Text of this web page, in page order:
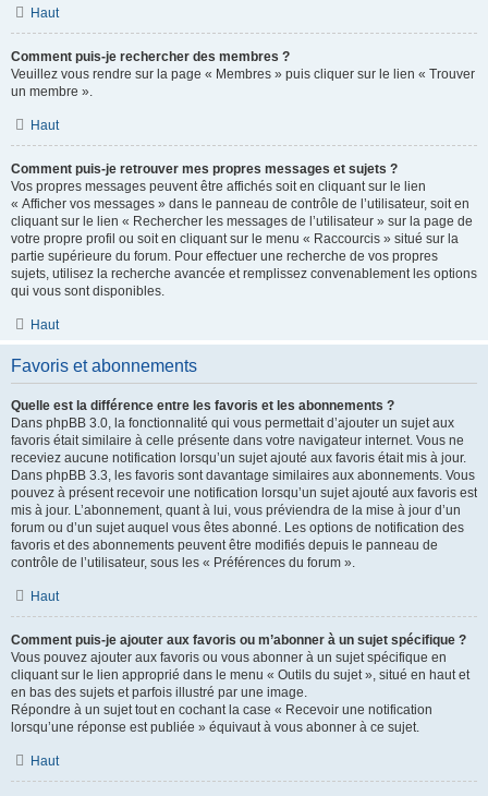
Haut
Comment puis-je rechercher des membres ?
Veuillez vous rendre sur la page « Membres » puis cliquer sur le lien « Trouver
un membre ».
Haut
Comment puis-je retrouver mes propres messages et sujets ?
Vos propres messages peuvent être affichés soit en cliquant sur le lien
« Afficher vos messages » dans le panneau de contrôle de l’utilisateur, soit en
cliquant sur le lien « Rechercher les messages de l’utilisateur » sur la page de
votre propre profil ou soit en cliquant sur le menu « Raccourcis » situé sur la
partie supérieure du forum. Pour effectuer une recherche de vos propres
sujets, utilisez la recherche avancée et remplissez convenablement les options
qui vous sont disponibles.
Haut
Favoris et abonnements
Quelle est la différence entre les favoris et les abonnements ?
Dans phpBB 3.0, la fonctionnalité qui vous permettait d’ajouter un sujet aux
favoris était similaire à celle présente dans votre navigateur internet. Vous ne
receviez aucune notification lorsqu’un sujet ajouté aux favoris était mis à jour.
Dans phpBB 3.3, les favoris sont davantage similaires aux abonnements. Vous
pouvez à présent recevoir une notification lorsqu’un sujet ajouté aux favoris est
mis à jour. L’abonnement, quant à lui, vous préviendra de la mise à jour d’un
forum ou d’un sujet auquel vous êtes abonné. Les options de notification des
favoris et des abonnements peuvent être modifiés depuis le panneau de
contrôle de l’utilisateur, sous les « Préférences du forum ».
Haut
Comment puis-je ajouter aux favoris ou m’abonner à un sujet spécifique ?
Vous pouvez ajouter aux favoris ou vous abonner à un sujet spécifique en
cliquant sur le lien approprié dans le menu « Outils du sujet », situé en haut et
en bas des sujets et parfois illustré par une image.
Répondre à un sujet tout en cochant la case « Recevoir une notification
lorsqu’une réponse est publiée » équivaut à vous abonner à ce sujet.
Haut